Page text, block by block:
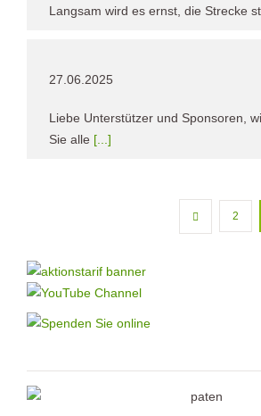
Langsam wird es ernst, die Strecke
27.06.2025
Liebe Unterstützer und Sponsoren,
Sie alle [...]
2